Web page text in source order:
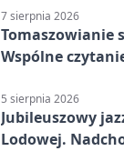
7 sierpnia 2026
Tomaszowianie
Wspólne
5 sierpnia 2026
Jubileuszowy
Lodowej.